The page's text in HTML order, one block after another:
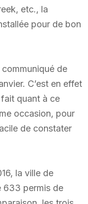
etc., la
pour de bon
communiqué de
C’est en effet
quant à ce
occasion, pour
de constater
la ville de
633 permis de